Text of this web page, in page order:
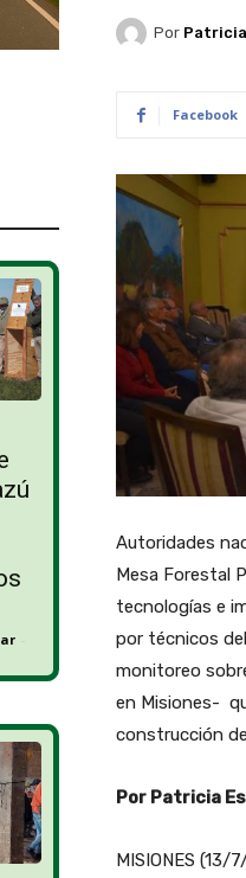
-
Por
Facebook
Autoridades
Mesa Forestal
tecnologías e
por técnicos
monitoreo
en Misiones-
construcción
Por Patricia
MISIONES (13/